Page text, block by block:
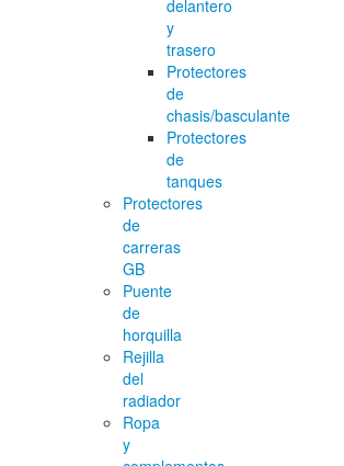
delantero
y
trasero
Protectores
de
chasis/basculante
Protectores
de
tanques
Protectores
de
carreras
GB
Puente
de
horquilla
Rejilla
del
radiador
Ropa
y